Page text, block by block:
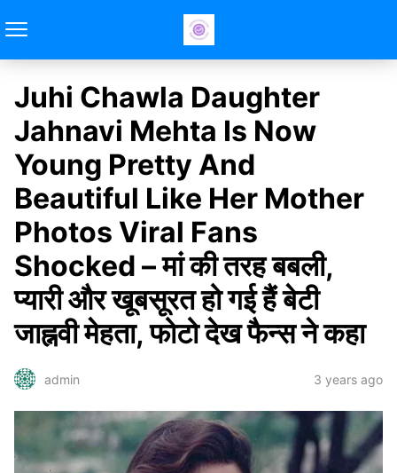
Juhi Chawla Daughter
Jahnavi Mehta Is Now
Young Pretty And
Beautiful Like Her Mother
Photos Viral Fans
Shocked – मां की तरह बबली,
प्यारी और खूबसूरत हो गई हैं बेटी
जाह्नवी मेहता, फोटो देख फैन्स ने कहा
admin 3 years ago